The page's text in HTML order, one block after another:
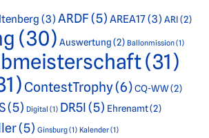
(3) ARDF(5) AREA17(3) ARI(2)
(30) Auswertung(2) Ballonmission(1)
(31)
ContestTrophy(6)CQ-WW(2)
(5) Digital (1) DR5I(5) Ehrenamt(2)
(5) Ginsburg(1) Kalender(1)